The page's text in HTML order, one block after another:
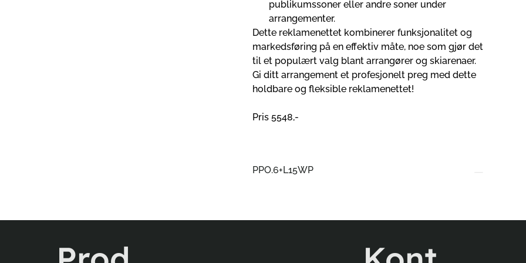
publikumssoner eller andre soner under
arrangementer.
Dette reklamenettet kombinerer funksjonalitet og
markedsføring på en effektiv måte, noe som gjør det
til et populært valg blant arrangører og skiarenaer.
Gi ditt arrangement et profesjonelt preg med dette
holdbare og fleksible reklamenettet!
Pris 5548,-
PPO.6+L15WP